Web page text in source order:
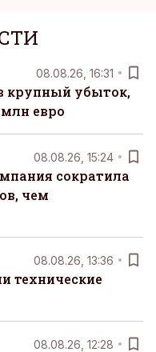
08.08.26, 16:31
крупный убыток,
евро
08.08.26, 15:24
сократила
чем
08.08.26, 13:36
технические
08.08.26, 12:28